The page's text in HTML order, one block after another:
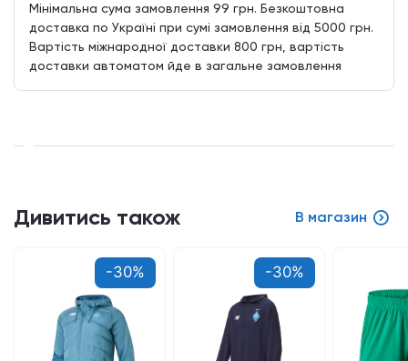
Мінімальна сума замовлення 99 грн. Безкоштовна
доставка по Україні при сумі замовлення від 5000 грн.
Вартість міжнародної доставки 800 грн, вартість
доставки автоматом йде в загальне замовлення
Дивитись також В магазин
-30% -30%